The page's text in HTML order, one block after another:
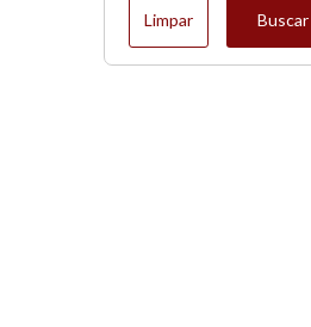
Limpar